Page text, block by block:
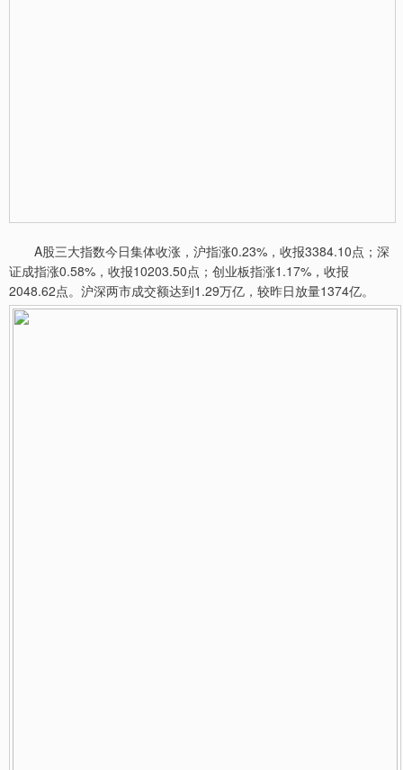
A股三大指数今日集体收涨，沪指涨0.23%，收报3384.10点；深
证成指涨0.58%，收报10203.50点；创业板指涨1.17%，收报
2048.62点。沪深两市成交额达到1.29万亿，较昨日放量1374亿。